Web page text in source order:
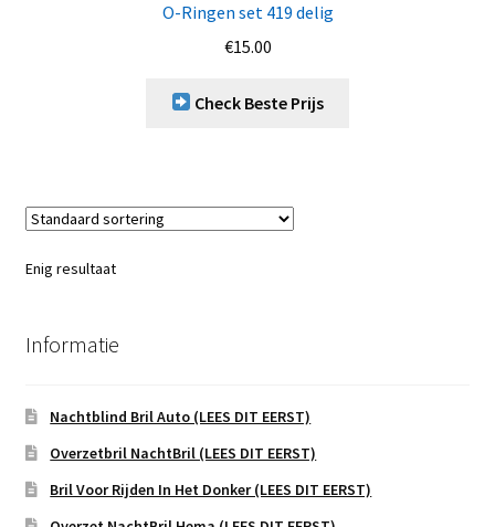
O-Ringen set 419 delig
€15.00
Check Beste Prijs
Enig resultaat
Informatie
Nachtblind Bril Auto (LEES DIT EERST)
Overzetbril NachtBril (LEES DIT EERST)
Bril Voor Rijden In Het Donker (LEES DIT EERST)